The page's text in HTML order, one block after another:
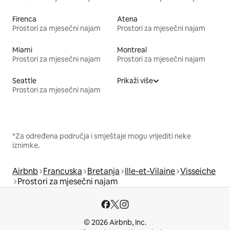
Firenca
Prostori za mjesečni najam
Atena
Prostori za mjesečni najam
Miami
Prostori za mjesečni najam
Montreal
Prostori za mjesečni najam
Seattle
Prostori za mjesečni najam
Prikaži više
*Za određena područja i smještaje mogu vrijediti neke
iznimke.
Airbnb Francuska Bretanja Ille-et-Vilaine Visseiche
Prostori za mjesečni najam
© 2026 Airbnb, Inc.